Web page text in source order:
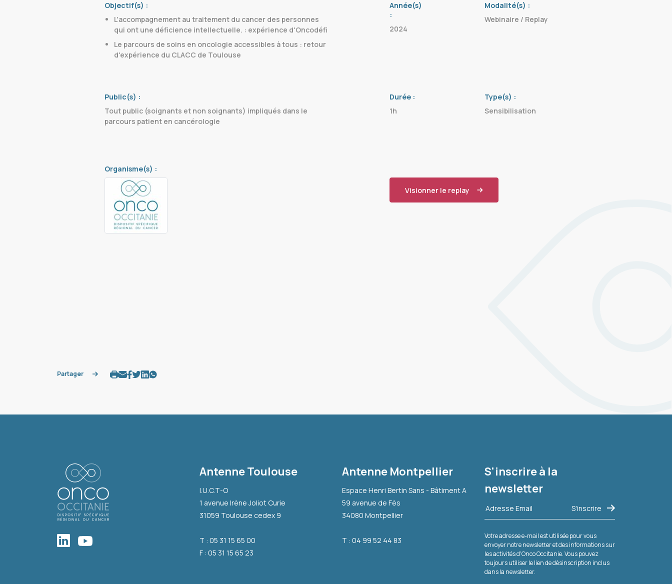
Objectif(s) :
L'accompagnement au traitement du cancer des personnes
qui ont une déficience intellectuelle. : expérience d'Oncodéfi
Le parcours de soins en oncologie accessibles à tous : retour
d'expérience du CLACC de Toulouse
Année(s)
:
2024
Modalité(s) :
Webinaire / Replay
Public(s) :
Tout public (soignants et non soignants) impliqués dans le
parcours patient en cancérologie
Durée :
1h
Type(s) :
Sensibilisation
Organisme(s) :
Visionner le replay
Partager
Antenne Toulouse
I.U.C.T-O
1 avenue Irène Joliot Curie
31059 Toulouse cedex 9
T : 05 31 15 65 00
F : 05 31 15 65 23
Antenne Montpellier
Espace Henri Bertin Sans - Bâtiment A
59 avenue de Fès
34080 Montpellier
T : 04 99 52 44 83
S'inscrire à la
newsletter
Votre adresse e-mail est utilisée pour vous
envoyer notre newsletter et des informations sur
les activités d'Onco Occitanie. Vous pouvez
toujours utiliser le lien de désinscription inclus
dans la newsletter.